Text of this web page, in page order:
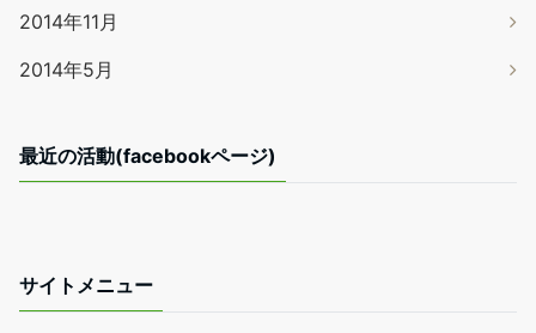
2014年11月
2014年5月
最近の活動(facebookページ)
サイトメニュー